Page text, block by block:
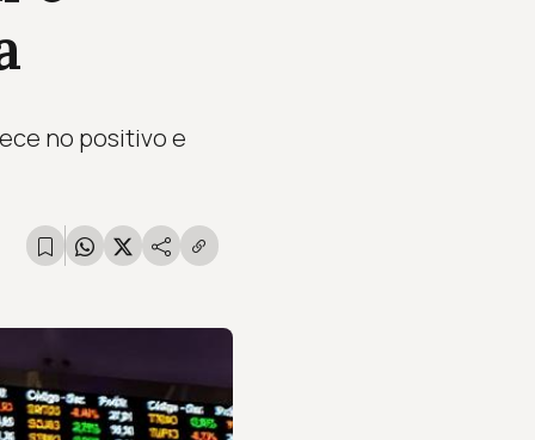
no positivo e